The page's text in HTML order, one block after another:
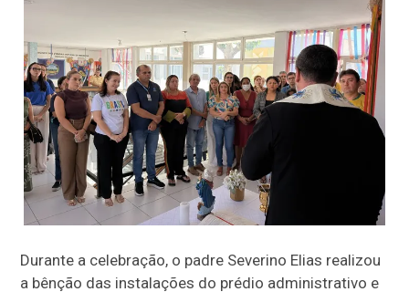
Durante a celebração, o padre Severino Elias realizou
a bênção das instalações do prédio administrativo e